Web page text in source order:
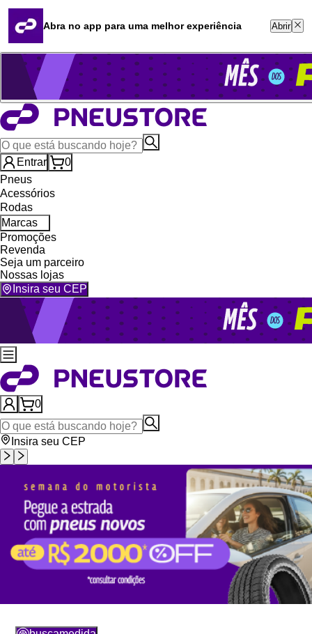
Quero revender
Blog
Whatsapp (16) 99764-8401
Televendas (47) 3046-2551
Entrar
0
Pneus
Acessórios
Rodas
Marcas
Promoções
Revenda
Seja um parceiro
Nossas lojas
Insira seu CEP
0
Insira seu CEP
Abra no app para uma melhor experiência Abrir